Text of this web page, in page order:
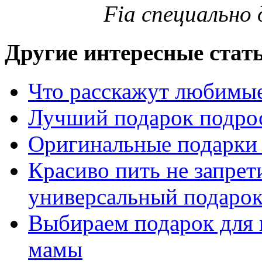
Fia
Другие интересные
Что расскажут
Лучший подарок
Оригинальные
Красиво пить не
универсальный
Выбираем подарок
мамы